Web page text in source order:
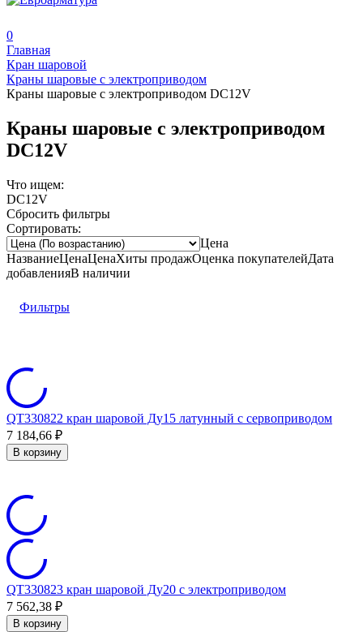
0
Главная
Кран шаровой
Краны шаровые с электроприводом
Краны шаровые с электроприводом DC12V
Краны шаровые с электроприводом
DC12V
Что ищем:
DC12V
Сбросить фильтры
Сортировать:
Цена
НазваниеЦенаЦенаХиты продажОценка покупателейДата
добавленияВ наличии
Фильтры
QT330822 кран шаровой Ду15 латунный с сервоприводом
7 184,66 ₽
В корзину
QT330823 кран шаровой Ду20 с электроприводом
7 562,38 ₽
В корзину